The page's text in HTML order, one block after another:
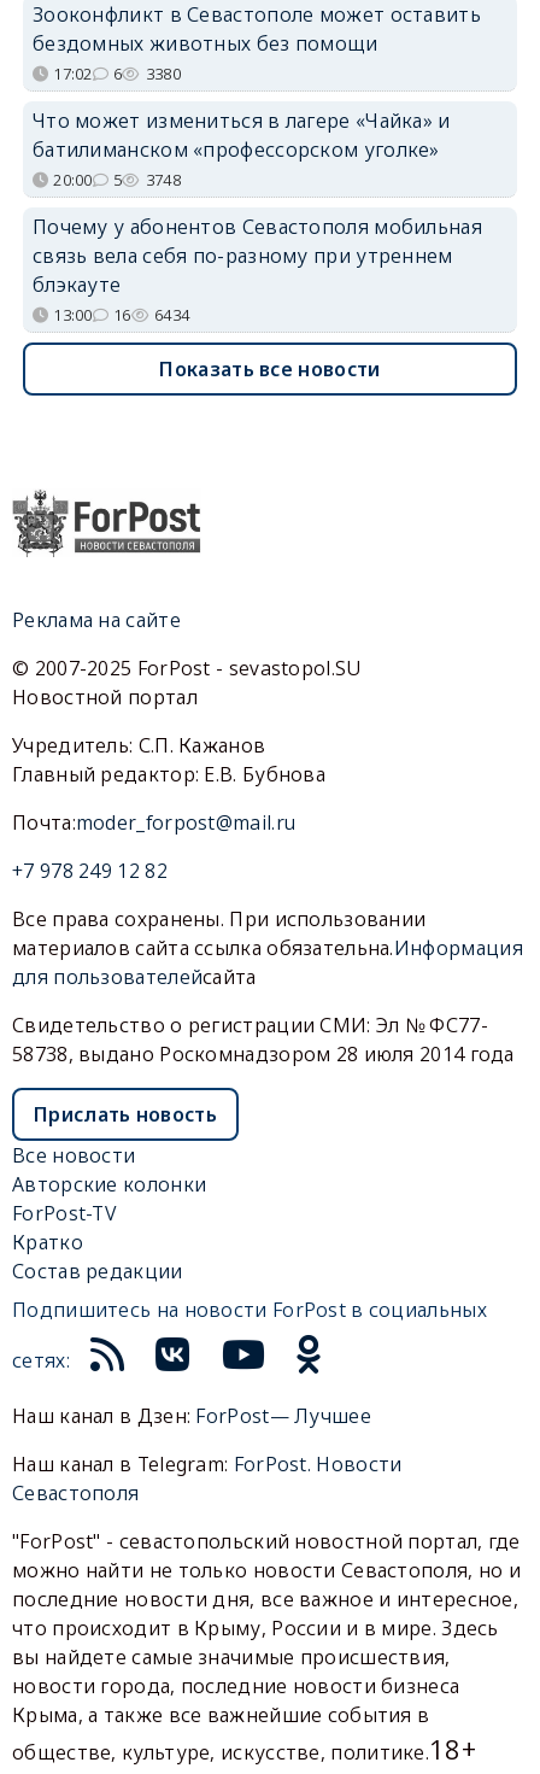
Зооконфликт в Севастополе может оставить
бездомных животных без помощи
17:02 6 3380
Что может измениться в лагере «Чайка» и
батилиманском «профессорском уголке»
20:00 5 3748
Почему у абонентов Севастополя мобильная
связь вела себя по-разному при утреннем
блэкауте
13:00 16 6434
Показать все новости
Реклама на сайте
© 2007-2025 ForPost - sevastopol.SU
Новостной портал
Учредитель: С.П. Кажанов
Главный редактор: Е.В. Бубнова
Почта:moder_forpost@mail.ru
+7 978 249 12 82
Все права сохранены. При использовании
материалов сайта ссылка обязательна.Информация
для пользователейсайта
Свидетельство о регистрации СМИ: Эл № ФС77-
58738, выдано Роскомнадзором 28 июля 2014 года
Прислать новость
Все новости
Авторские колонки
ForPost-TV
Кратко
Состав редакции
Подпишитесь на новости ForPost в социальных
сетях:
Наш канал в Дзен: ForPost— Лучшее
Наш канал в Telegram: ForPost. Новости
Севастополя
"ForPost" - севастопольский новостной портал, где
можно найти не только новости Севастополя, но и
последние новости дня, все важное и интересное,
что происходит в Крыму, России и в мире. Здесь
вы найдете самые значимые происшествия,
новости города, последние новости бизнеса
Крыма, а также все важнейшие события в
обществе, культуре, искусстве, политике.18+